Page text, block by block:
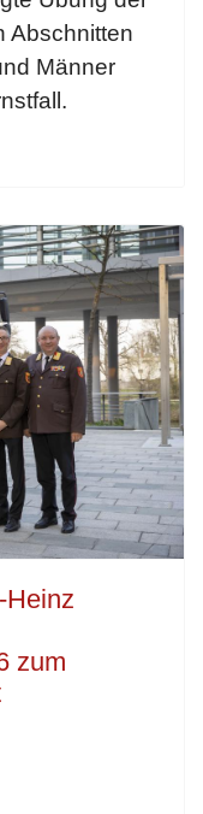
Abschnitten
Männer
Heinz
zum